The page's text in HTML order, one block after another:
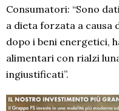
Consumatori: “Sono
a dieta forzata a causa
dopo i beni energetici,
alimentari con rialzi
ingiustificati”.